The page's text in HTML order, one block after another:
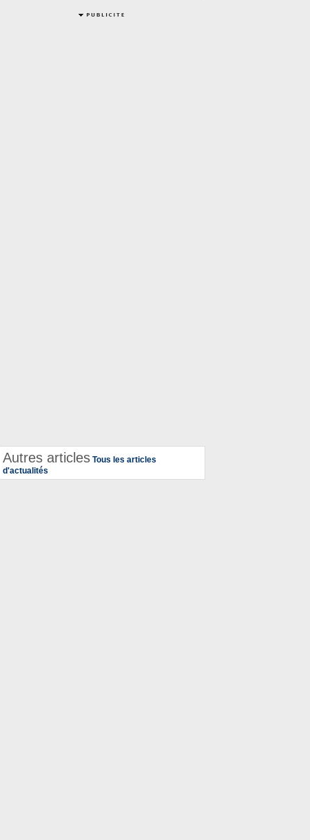
Autres articles Tous les articles
d'actualités